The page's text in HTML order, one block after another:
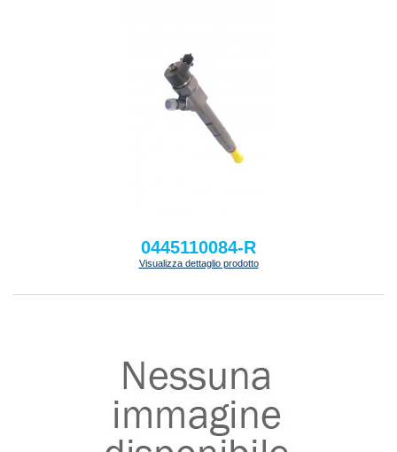
0445110084-R
Visualizza dettaglio prodotto